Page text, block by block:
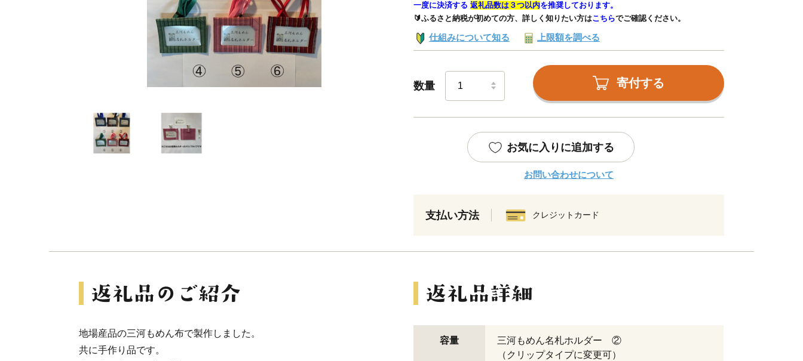
一度に決済する 返礼品数は３つ以内を推奨しております。
🔰ふるさと納税が初めての方、詳しく知りたい方はこちらでご確認ください。
仕組みについて知る 上限額を調べる
数量 寄付する
お気に入りに追加する
お問い合わせについて
支払い方法 クレジットカード
地場産品の三河もめん布で製作しました。
共に手作り品です。
容量
三河もめん名札ホルダー ②
（クリップタイプに変更可）